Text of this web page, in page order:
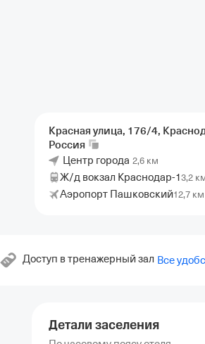
Красная улица, 176/4,
Россия
Центр города 2,6 км
Ж/д вокзал Краснодар-13,2
Аэропорт Пашковский12,7 км
Доступ в тренажерный зал Все
Детали заселения